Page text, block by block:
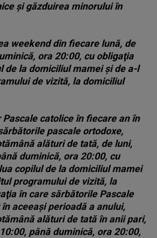
şi găzduirea minorului în
weekend din fiecare lună, de
ora 20:00, cu obligaţia
de la domiciliul mamei şi de a-l
de vizită, la domiciliul
catolice în fiecare an în
pascale ortodoxe,
alături de tată, de luni,
duminică, ora 20:00, cu
copilul de la domiciliul mamei
programului de vizită, la
în care sărbătorile Pascale
aceeaşi perioadă a anului,
alături de tată în anii pari,
până duminică, ora 20:00,